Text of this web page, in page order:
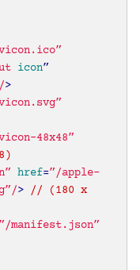
icon
>
48x48”
href=”/apple-
> // (180 x
”/manifest.json”